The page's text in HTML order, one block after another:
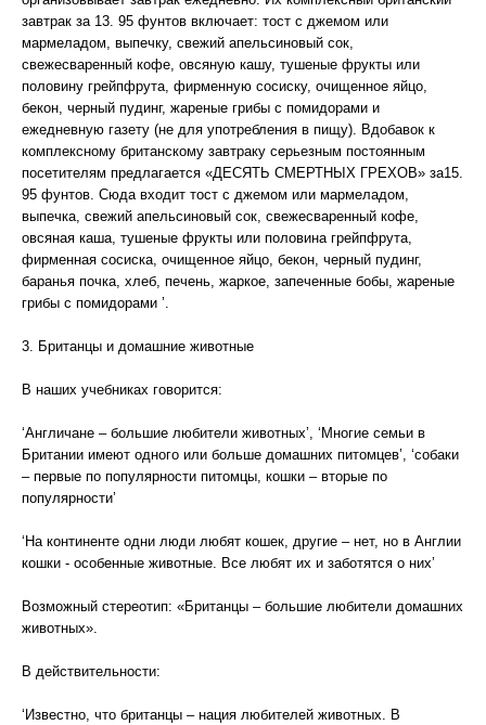
завтрак за 13. 95 фунтов включает: тост с джемом или
мармеладом, выпечку, свежий апельсиновый сок,
свежесваренный кофе, овсяную кашу, тушеные фрукты или
половину грейпфрута, фирменную сосиску, очищенное яйцо,
бекон, черный пудинг, жареные грибы с помидорами и
ежедневную газету (не для употребления в пищу). Вдобавок к
комплексному британскому завтраку серьезным постоянным
посетителям предлагается «ДЕСЯТЬ СМЕРТНЫХ ГРЕХОВ» за15.
95 фунтов. Сюда входит тост с джемом или мармеладом,
выпечка, свежий апельсиновый сок, свежесваренный кофе,
овсяная каша, тушеные фрукты или половина грейпфрута,
фирменная сосиска, очищенное яйцо, бекон, черный пудинг,
баранья почка, хлеб, печень, жаркое, запеченные бобы, жареные
грибы с помидорами ’.
3. Британцы и домашние животные
В наших учебниках говорится:
‘Англичане – большие любители животных’, ‘Многие семьи в
Британии имеют одного или больше домашних питомцев’, ‘собаки
– первые по популярности питомцы, кошки – вторые по
популярности’
‘На континенте одни люди любят кошек, другие – нет, но в Англии
кошки - особенные животные. Все любят их и заботятся о них’
Возможный стереотип: «Британцы – большие любители домашних
животных».
В действительности:
‘Известно, что британцы – нация любителей животных. В